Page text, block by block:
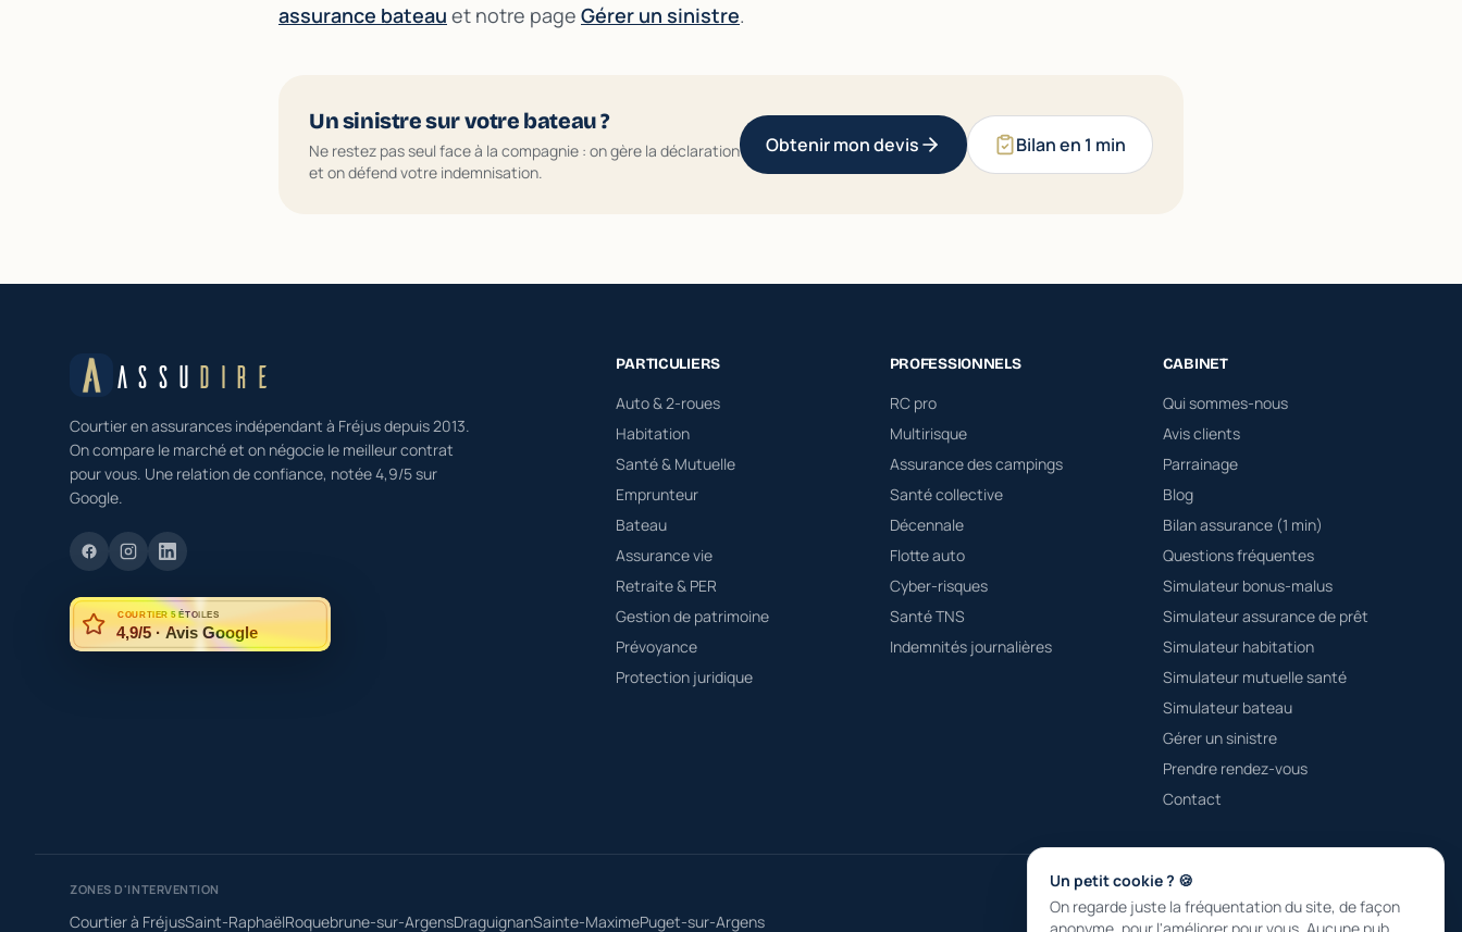
assurance bateau et notre page Gérer un sinistre.
Un sinistre sur votre bateau ?
Ne restez pas seul face à la compagnie : on gère la déclaration
et on défend votre indemnisation.
Obtenir mon devis Bilan en 1 min
ASSU DIRE
Courtier en assurances indépendant à Fréjus depuis 2013.
On compare le marché et on négocie le meilleur contrat
pour vous. Une relation de confiance, notée 4,9/5 sur
Google.
COURTIER 5 ÉTOILES
4,9/5 · Avis Google
PARTICULIERS
Auto & 2-roues
Habitation
Santé & Mutuelle
Emprunteur
Bateau
Assurance vie
Retraite & PER
Gestion de patrimoine
Prévoyance
Protection juridique
PROFESSIONNELS
RC pro
Multirisque
Assurance des campings
Santé collective
Décennale
Flotte auto
Cyber-risques
Santé TNS
Indemnités journalières
CABINET
Qui sommes-nous
Avis clients
Parrainage
Blog
Bilan assurance (1 min)
Questions fréquentes
Simulateur bonus-malus
Simulateur assurance de prêt
Simulateur habitation
Simulateur mutuelle santé
Simulateur bateau
Gérer un sinistre
Prendre rendez-vous
Contact
ZONES D'INTERVENTION
Courtier à FréjusSaint-RaphaëlRoquebrune-sur-ArgensDraguignanSainte-MaximePuget-sur-Argens
Un petit cookie ? 🍪
On regarde juste la fréquentation du site, de façon